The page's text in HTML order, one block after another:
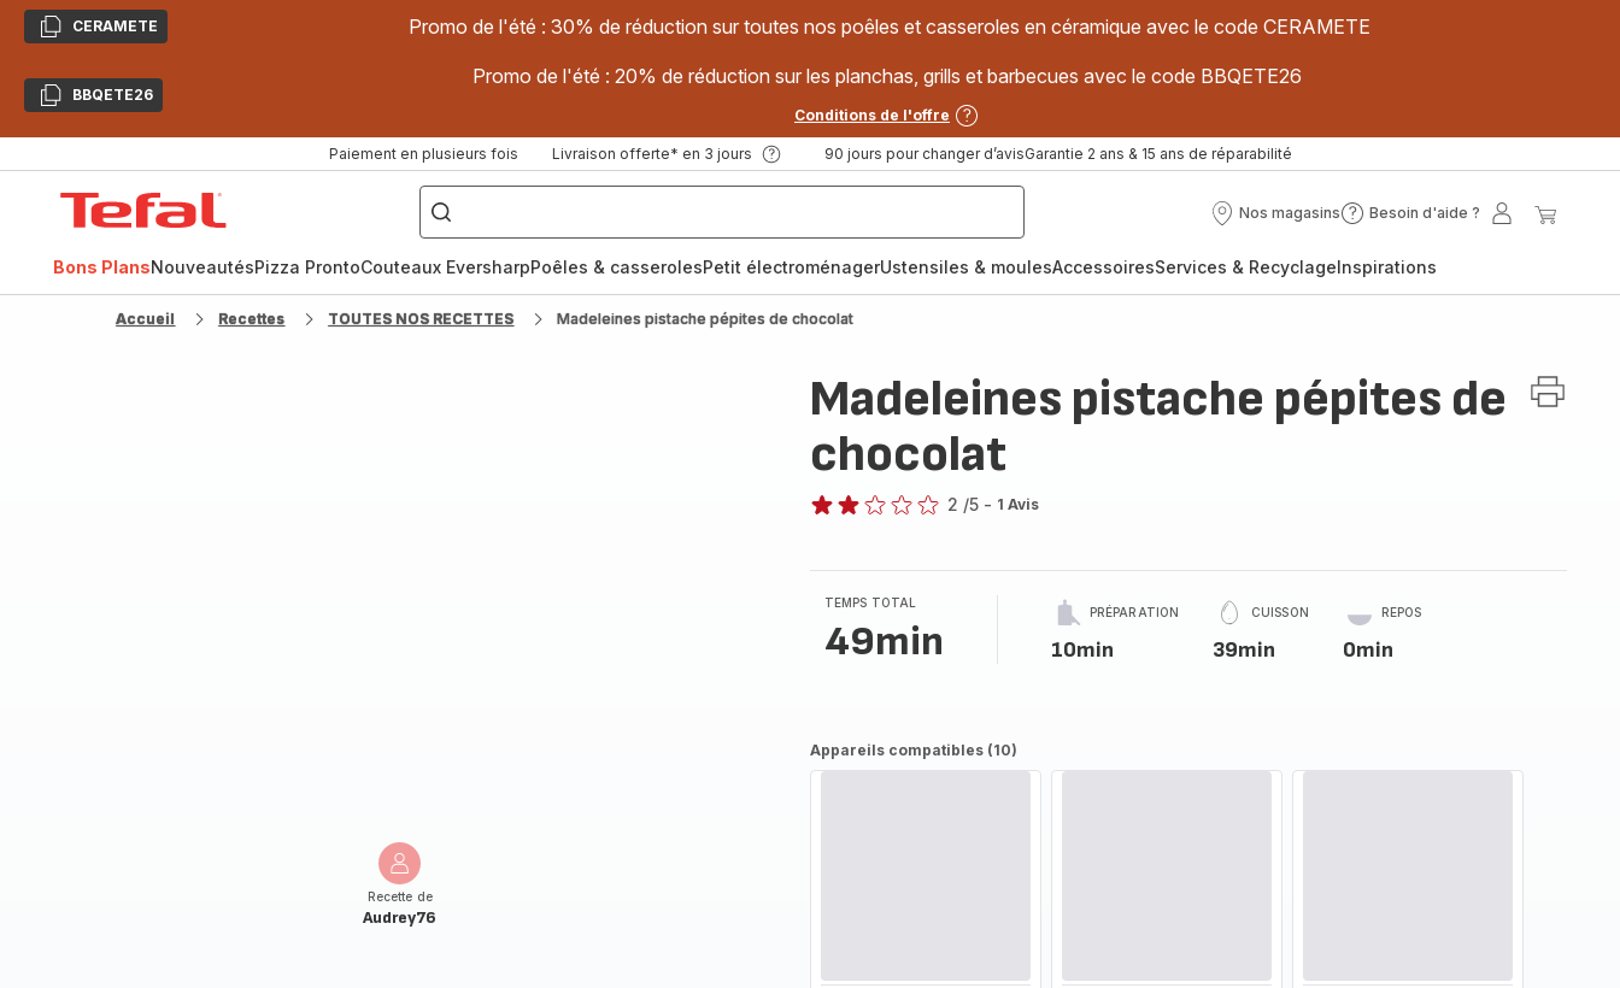
CopierCERAMETE Promo de l'été : 30% de réduction sur toutes nos poêles et casseroles en céramique avec le code CERAMETE
CopierBBQETE26
Promo de l'été : 20% de réduction sur les planchas, grills et barbecues avec le code BBQETE26
Conditions de l'offre
Paiement en plusieurs fois Livraison offerte* en 3 jours 90 jours pour changer d’avisGarantie 2 ans & 15 ans de réparabilité
["Poêles
inox,
Cake
Factory,
Nos magasins
Nos
Besoin d'aide ?
Besoin
?
Mon
Bons PlansNouveautésPizza ProntoCouteaux EversharpPoêles & casserolesPetit électroménagerUstensiles & moulesAccessoiresServices & RecyclageInspirations
Accueil Recettes TOUTES NOS RECETTES Madeleines pistache pépites de chocolat
Recette de
Audrey76
Madeleines pistache pépites de
chocolat
étoiles
(moyenne)
2 /5 - 1 Avis
TEMPS TOTAL
49min
PRÉPARATION
10min
CUISSON
39min
REPOS
0min
Appareils compatibles (10)